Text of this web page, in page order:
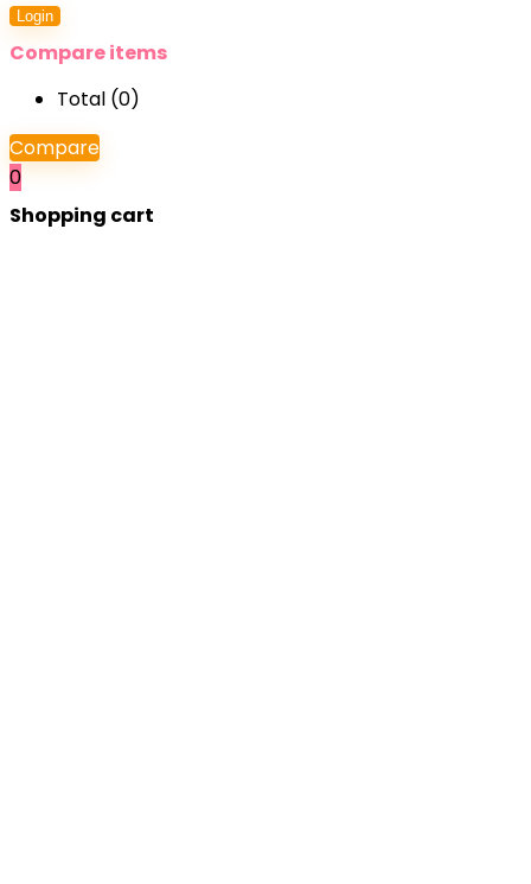
Login
Compare items
Total (0)
Compare
0
Shopping cart